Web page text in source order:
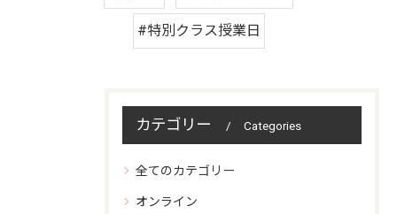
#特別クラス授業日
カテゴリー Categories
全てのカテゴリー
オンライン